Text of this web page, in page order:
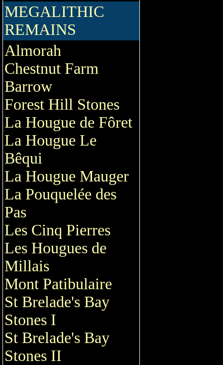
MEGALITHIC
REMAINS
Almorah
Chestnut Farm
Barrow
Forest Hill Stones
La Hougue de Fôret
La Hougue Le
Bêqui
La Hougue Mauger
La Pouquelée des
Pas
Les Cinq Pierres
Les Hougues de
Millais
Mont Patibulaire
St Brelade's Bay
Stones I
St Brelade's Bay
Stones II